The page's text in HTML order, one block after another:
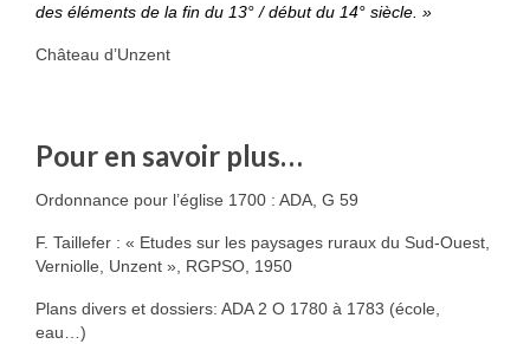
des éléments de la fin du 13° / début du 14° siècle. »
Château d’Unzent
Pour en savoir plus…
Ordonnance pour l’église 1700 : ADA, G 59
F. Taillefer : « Etudes sur les paysages ruraux du Sud-Ouest,
Verniolle, Unzent », RGPSO, 1950
Plans divers et dossiers: ADA 2 O 1780 à 1783 (école,
eau…)